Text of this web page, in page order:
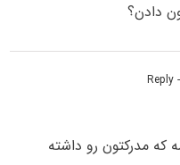
دادن؟
-
که مدرکتون رو داشته